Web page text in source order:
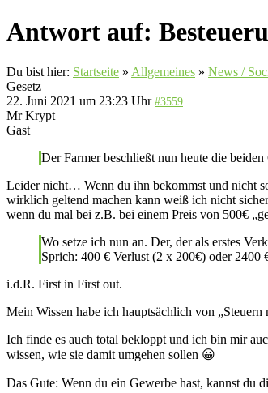
Antwort auf:
Du bist hier: Startseite » Allgemeines » News /
Gesetz
22. Juni 2021 um 23:23 Uhr #3559
Mr Krypt
Gast
Der Farmer beschließt nun heute die
Leider nicht… Wenn du ihn bekommst und nicht
wirklich geltend machen kann weiß ich nicht
wenn du mal bei z.B. bei einem Preis von 500€
Wo setze ich nun an. Der, der als erstes
Sprich: 400 € Verlust (2 x 200€) oder 2400
i.d.R. First in First out.
Mein Wissen habe ich hauptsächlich von
Ich finde es auch total bekloppt und ich bin mir
wissen, wie sie damit umgehen sollen 😀
Das Gute: Wenn du ein Gewerbe hast, kannst du